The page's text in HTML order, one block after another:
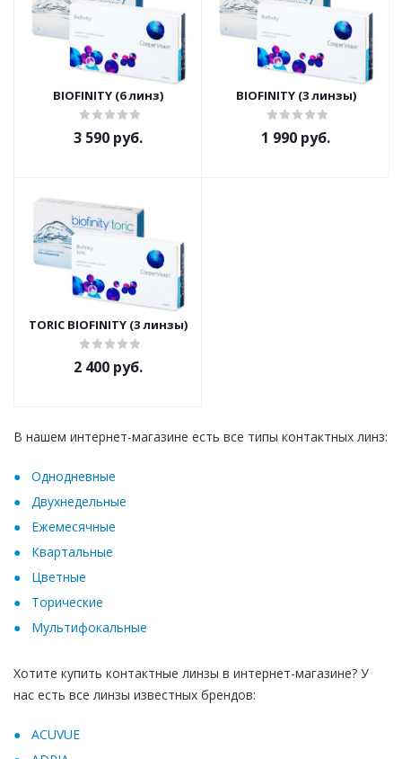
BIOFINITY (6 линз)
3 590 руб.
BIOFINITY (3 линзы)
1 990 руб.
TORIC BIOFINITY (3 линзы)
2 400 руб.
В нашем интернет-магазине есть все типы контактных линз:
Oднодневные
Двухнедельные
Ежемесячные
Квартальные
Цветные
Торические
Мультифокальные
Хотите купить контактные линзы в интернет-магазине? У
нас есть все линзы известных брендов:
ACUVUE